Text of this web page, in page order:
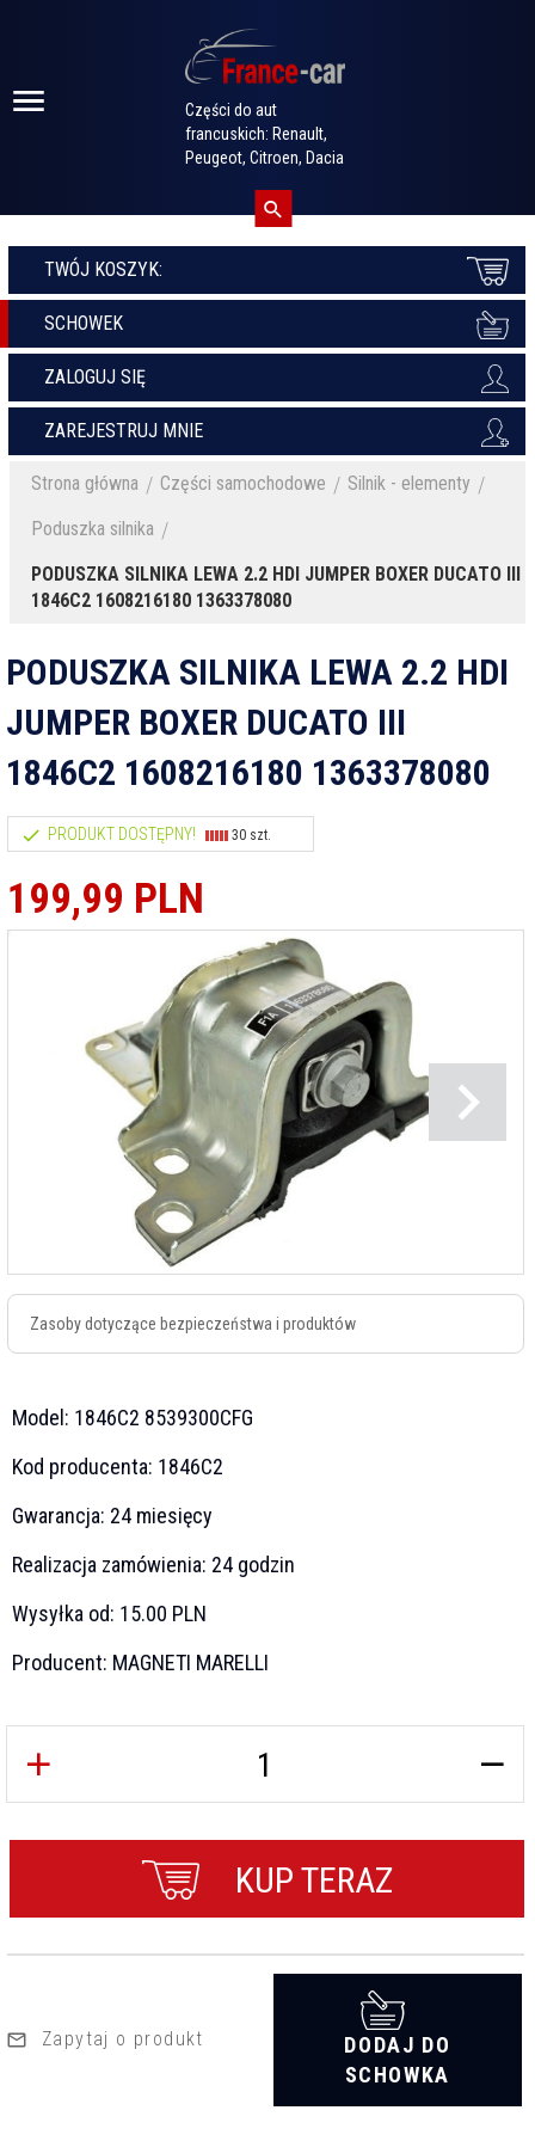
Części do aut
francuskich: Renault,
Peugeot, Citroen, Dacia
TWÓJ KOSZYK:
SCHOWEK
ZALOGUJ SIĘ
ZAREJESTRUJ MNIE
Strona główna Części samochodowe
Silnik - elementy
Poduszka silnika
PODUSZKA SILNIKA LEWA 2.2 HDI JUMPER BOXER DUCATO III
1846C2 1608216180 1363378080
PODUSZKA SILNIKA LEWA 2.2 HDI
JUMPER BOXER DUCATO III
1846C2 1608216180 1363378080
PRODUKT DOSTĘPNY! 30 szt.
199,99 PLN
Zasoby dotyczące bezpieczeństwa i produktów
Model: 1846C2 8539300CFG
Kod producenta: 1846C2
Gwarancja: 24 miesięcy
Realizacja zamówienia: 24 godzin
Wysyłka od: 15.00 PLN
Producent: MAGNETI MARELLI
KUP TERAZ
Zapytaj o produkt
DODAJ DO
SCHOWKA